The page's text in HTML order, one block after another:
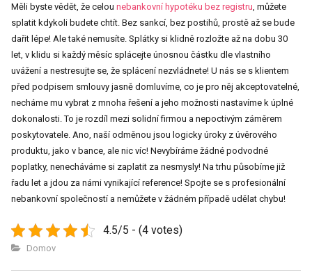
Měli byste vědět, že celou nebankovní hypotéku bez registru, můžete
splatit kdykoli budete chtít. Bez sankcí, bez postihů, prostě až se bude
dařit lépe! Ale také nemusíte. Splátky si klidně rozložte až na dobu 30
let, v klidu si každý měsíc splácejte únosnou částku dle vlastního
uvážení a nestresujte se, že splácení nezvládnete! U nás se s klientem
před podpisem smlouvy jasně domluvíme, co je pro něj akceptovatelné,
necháme mu vybrat z mnoha řešení a jeho možnosti nastavíme k úplné
dokonalosti. To je rozdíl mezi solidní firmou a nepoctivým záměrem
poskytovatele. Ano, naší odměnou jsou logicky úroky z úvěrového
produktu, jako v bance, ale nic víc! Nevybíráme žádné podvodné
poplatky, nenecháváme si zaplatit za nesmysly! Na trhu působíme již
řadu let a jdou za námi vynikající reference! Spojte se s profesionální
nebankovní společností a nemůžete v žádném případě udělat chybu!
4.5/5 - (4 votes)
Domov